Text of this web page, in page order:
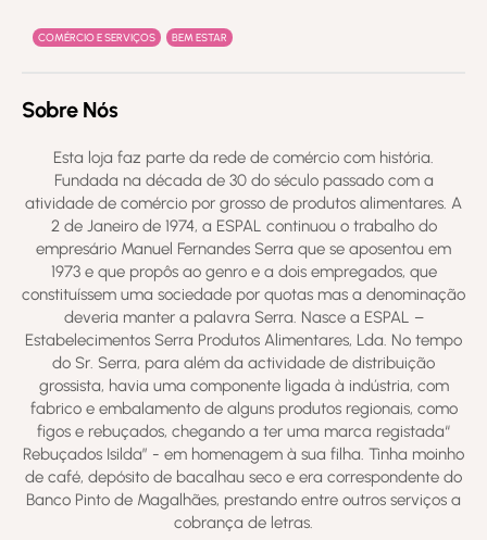
COMÉRCIO E SERVIÇOS BEM ESTAR
Sobre Nós
Esta loja faz parte da rede de comércio com história.
Fundada na década de 30 do século passado com a
atividade de comércio por grosso de produtos alimentares. A
2 de Janeiro de 1974, a ESPAL continuou o trabalho do
empresário Manuel Fernandes Serra que se aposentou em
1973 e que propôs ao genro e a dois empregados, que
constituíssem uma sociedade por quotas mas a denominação
deveria manter a palavra Serra. Nasce a ESPAL –
Estabelecimentos Serra Produtos Alimentares, Lda. No tempo
do Sr. Serra, para além da actividade de distribuição
grossista, havia uma componente ligada à indústria, com
fabrico e embalamento de alguns produtos regionais, como
figos e rebuçados, chegando a ter uma marca registada“
Rebuçados Isilda” - em homenagem à sua filha. Tinha moinho
de café, depósito de bacalhau seco e era correspondente do
Banco Pinto de Magalhães, prestando entre outros serviços a
cobrança de letras.